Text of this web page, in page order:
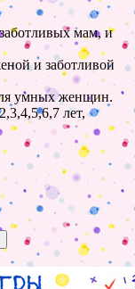
мам, и
и заботливой
умных женщин.
лет,